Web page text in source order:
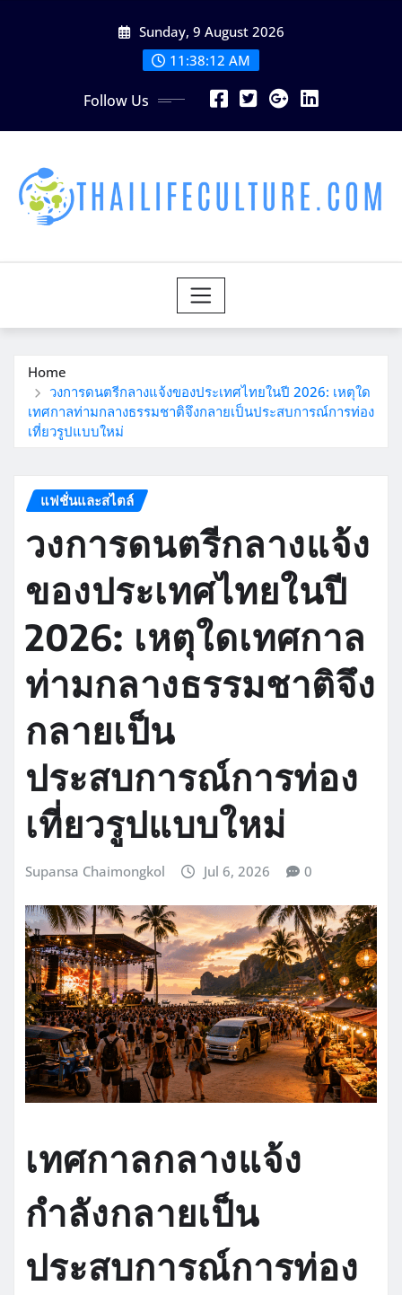
Sunday, 9 August 2026
11:38:14 AM
Follow Us
Home
วงการดนตรีกลางแจ้งของประเทศไทยในปี 2026: เหตุใด
เทศกาลท่ามกลางธรรมชาติจึงกลายเป็นประสบการณ์การท่อง
เที่ยวรูปแบบใหม่
แฟชั่นและสไตล์
วงการดนตรีกลางแจ้ง
ของประเทศไทยในปี
2026: เหตุใดเทศกาล
ท่ามกลางธรรมชาติจึง
กลายเป็น
ประสบการณ์การท่อง
เที่ยวรูปแบบใหม่
Supansa Chaimongkol Jul 6, 2026 0
เทศกาลกลางแจ้ง
กำลังกลายเป็น
ประสบการณ์การท่อง